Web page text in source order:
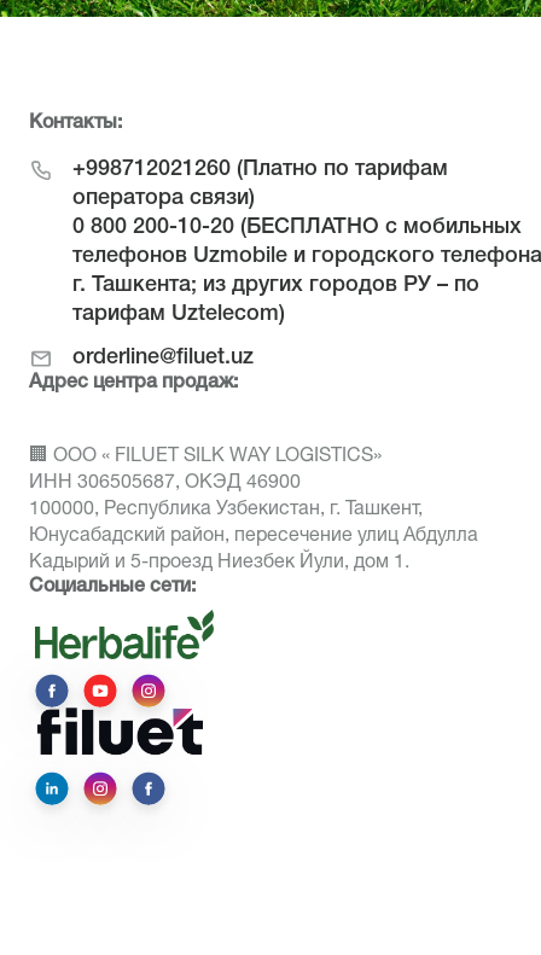
Контакты:
+998712021260 (Платно по тарифам
оператора связи)
0 800 200-10-20 (БЕСПЛАТНО с мобильных
телефонов Uzmobile и городского телефона
г. Ташкента; из других городов РУ – по
тарифам Uztelecom)
orderline@filuet.uz
Адрес центра продаж:
🏢 ООО « FILUET SILK WAY LOGISTICS»
ИНН 306505687, ОКЭД 46900
100000, Республика Узбекистан, г. Ташкент,
Юнусабадский район, пересечение улиц Абдулла
Кадырий и 5-проезд Ниезбек Йули, дом 1.
Социальные сети: